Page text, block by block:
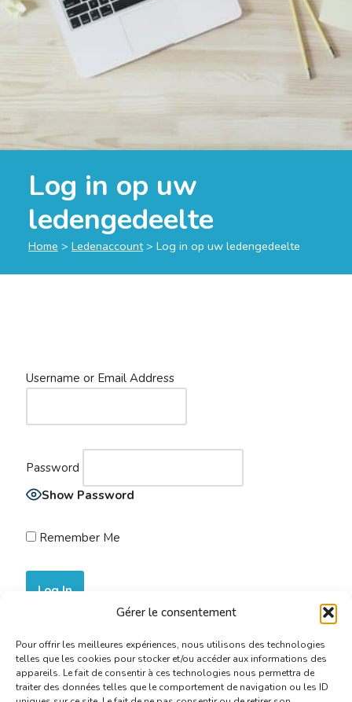
Gérer le consentement
Pour offrir les meilleures expériences, nous utilisons des technologies
telles que les cookies pour stocker et/ou accéder aux informations des
appareils. Le fait de consentir à ces technologies nous permettra de
traiter des données telles que le comportement de navigation ou les ID
Log in op uw
ledengedeelte
Home > Ledenaccount> Log in op uw ledengedeelte
Username or Email Address
Password
Show Password
Remember Me
Join Now|Lost Password?